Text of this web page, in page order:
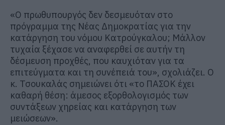
«Ο πρωθυπουργός δεν δεσμευόταν στο
πρόγραμμα της Νέας Δημοκρατίας για την
κατάργηση του νόμου Κατρούγκαλου; Μάλλον
τυχαία ξέχασε να αναφερθεί σε αυτήν τη
δέσμευση προχθές, που καυχιόταν για τα
επιτεύγματα και τη συνέπειά του», σχολιάζει. Ο
κ. Τσουκαλάς σημειώνει ότι «το ΠΑΣΟΚ έχει
καθαρή θέση: άμεσος εξορθολογισμός των
συντάξεων χηρείας και κατάργηση των
μειώσεων».